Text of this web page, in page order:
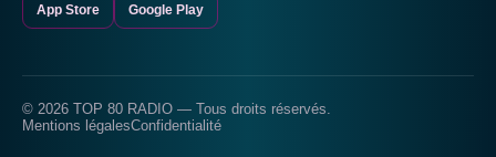
App Store Google Play
© 2026 TOP 80 RADIO — Tous droits réservés.
Mentions légalesConfidentialité